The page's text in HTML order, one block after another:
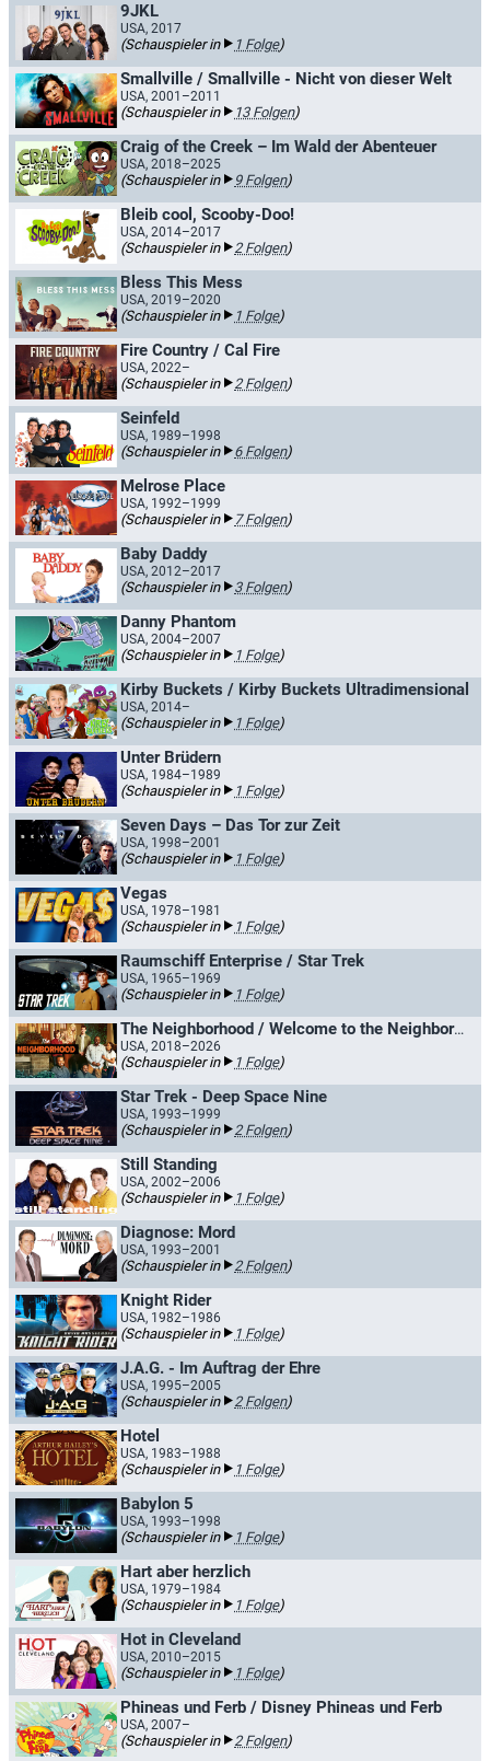
9JKL
USA, 2017
(Schauspieler in 1 Folge)
Smallville / Smallville - Nicht von dieser Welt
USA, 2001–2011
(Schauspieler in 13 Folgen)
Craig of the Creek – Im Wald der Abenteuer
USA, 2018–2025
(Schauspieler in 9 Folgen)
Bleib cool, Scooby-Doo!
USA, 2014–2017
(Schauspieler in 2 Folgen)
Bless This Mess
USA, 2019–2020
(Schauspieler in 1 Folge)
Fire Country / Cal Fire
USA, 2022–
(Schauspieler in 2 Folgen)
Seinfeld
USA, 1989–1998
(Schauspieler in 6 Folgen)
Melrose Place
USA, 1992–1999
(Schauspieler in 7 Folgen)
Baby Daddy
USA, 2012–2017
(Schauspieler in 3 Folgen)
Danny Phantom
USA, 2004–2007
(Schauspieler in 1 Folge)
Kirby Buckets / Kirby Buckets Ultradimensional
USA, 2014–
(Schauspieler in 1 Folge)
Unter Brüdern
USA, 1984–1989
(Schauspieler in 1 Folge)
Seven Days – Das Tor zur Zeit
USA, 1998–2001
(Schauspieler in 1 Folge)
Vegas
USA, 1978–1981
(Schauspieler in 1 Folge)
Raumschiff Enterprise / Star Trek
USA, 1965–1969
(Schauspieler in 1 Folge)
The Neighborhood / Welcome to the Neighborhood
USA, 2018–2026
(Schauspieler in 1 Folge)
Star Trek - Deep Space Nine
USA, 1993–1999
(Schauspieler in 2 Folgen)
Still Standing
USA, 2002–2006
(Schauspieler in 1 Folge)
Diagnose: Mord
USA, 1993–2001
(Schauspieler in 2 Folgen)
Knight Rider
USA, 1982–1986
(Schauspieler in 1 Folge)
J.A.G. - Im Auftrag der Ehre
USA, 1995–2005
(Schauspieler in 2 Folgen)
Hotel
USA, 1983–1988
(Schauspieler in 1 Folge)
Babylon 5
USA, 1993–1998
(Schauspieler in 1 Folge)
Hart aber herzlich
USA, 1979–1984
(Schauspieler in 1 Folge)
Hot in Cleveland
USA, 2010–2015
(Schauspieler in 1 Folge)
Phineas und Ferb / Disney Phineas und Ferb
USA, 2007–
(Schauspieler in 2 Folgen)